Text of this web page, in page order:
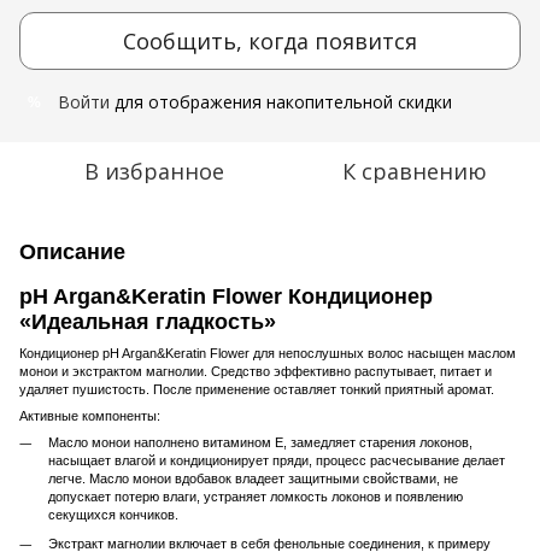
Сообщить, когда появится
Войти для отображения накопительной скидки
В избранное К сравнению
Описание
pH Argan&Keratin Flower Кондиционер
«Идеальная гладкость»
Кондиционер pH Argan&Keratin Flower для непослушных волос насыщен маслом
монои и экстрактом магнолии. Средство эффективно распутывает, питает и
удаляет пушистость. После применение оставляет тонкий приятный аромат.
Активные компоненты:
Масло монои наполнено витамином E, замедляет старения локонов,
насыщает влагой и кондиционирует пряди, процесс расчесывание делает
легче. Масло монои вдобавок владеет защитными свойствами, не
допускает потерю влаги, устраняет ломкость локонов и появлению
секущихся кончиков.
Экстракт магнолии включает в себя фенольные соединения, к примеру